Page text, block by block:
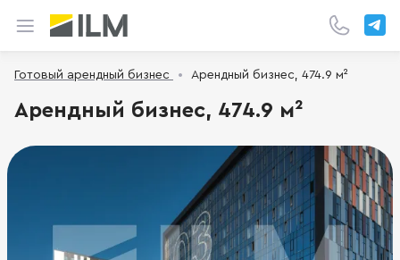
Готовый арендный бизнес Арендный бизнес, 474.9 м²
Арендный бизнес, 474.9 м²